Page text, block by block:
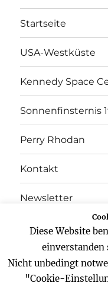
Startseite
USA-Westküste
Kennedy Space
Sonnenfinsternis
Perry Rhodan
Kontakt
Newsletter
Datenschutz
Impressum
Diese Website
einverstanden
Nicht unbedingt
"Cookie-